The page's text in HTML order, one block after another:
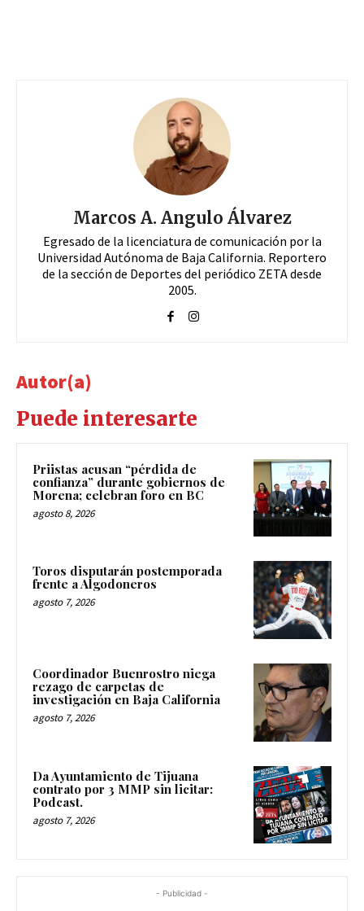
Marcos A. Angulo Álvarez
Egresado de la licenciatura de comunicación por la
Universidad Autónoma de Baja California. Reportero
de la sección de Deportes del periódico ZETA desde
2005.
Autor(a)
Puede interesarte
Priistas acusan “pérdida de
confianza” durante gobiernos de
Morena; celebran foro en BC
agosto 8, 2026
Toros disputarán postemporada
frente a Algodoneros
agosto 7, 2026
Coordinador Buenrostro niega
rezago de carpetas de
investigación en Baja California
agosto 7, 2026
Da Ayuntamiento de Tijuana
contrato por 3 MMP sin licitar:
Podcast.
agosto 7, 2026
- Publicidad -